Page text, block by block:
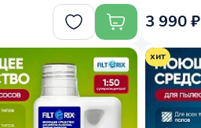
3 990 ₽
хит